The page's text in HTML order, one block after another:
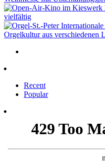
vielfältig
Internationale
Orgelkultur aus verschiedenen
Recent
Popular